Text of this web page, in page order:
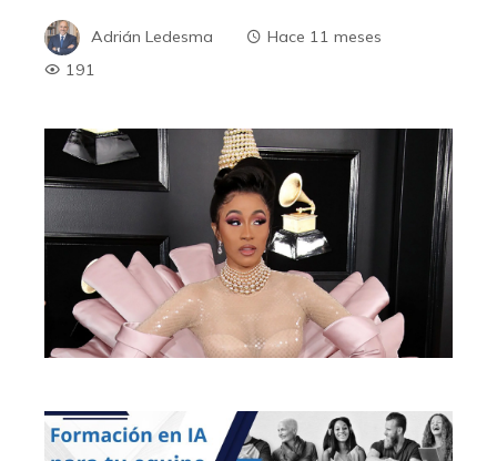
Adrián Ledesma
Hace 11 meses
191